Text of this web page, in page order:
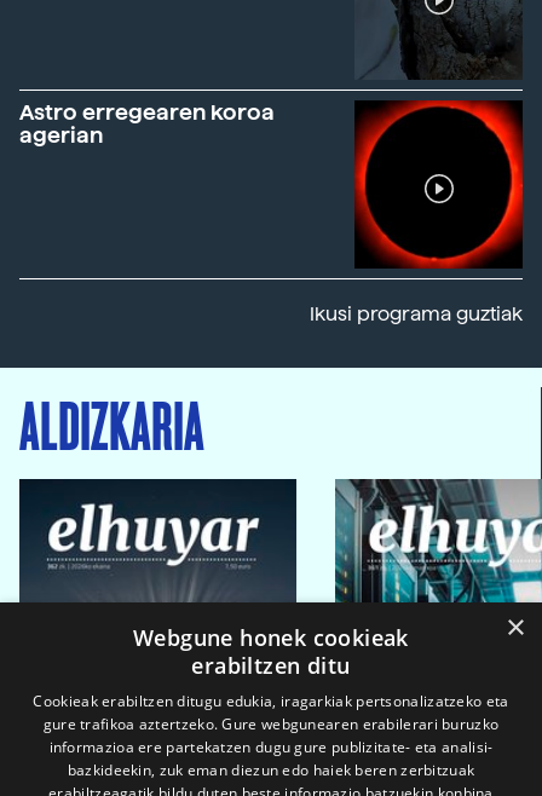
Astro erregearen koroa
agerian
Ikusi programa guztiak
ALDIZKARIA
×
Webgune honek cookieak
erabiltzen ditu
Cookieak erabiltzen ditugu edukia, iragarkiak pertsonalizatzeko eta
gure trafikoa aztertzeko. Gure webgunearen erabilerari buruzko
informazioa ere partekatzen dugu gure publizitate- eta analisi-
bazkideekin, zuk eman diezun edo haiek beren zerbitzuak